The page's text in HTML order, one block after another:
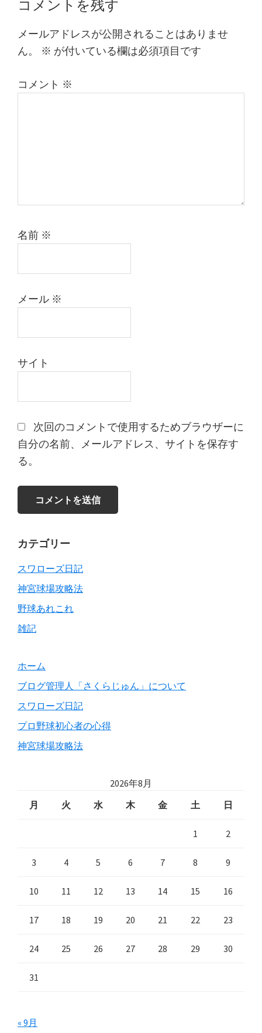
Reader
Interactions
コメントを残す
メールアドレスが公開されることはありませ
ん。
※ が付いている欄は必須項目です
コメント ※
名前 ※
メール ※
サイト
次回のコメントで使用するためブラウザーに
自分の名前、メールアドレス、サイトを保存す
る。
Primary
Sidebar
カテゴリー
スワローズ日記
神宮球場攻略法
野球あれこれ
雑記
ホーム
ブログ管理人「さくらじゅん」について
スワローズ日記
プロ野球初心者の心得
神宮球場攻略法
2026年8月
月
火 水 木 金 土 日
1 2
3 4 5 6 7 8 9
10 11 12 13 14 15 16
17 18 19 20 21 22 23
24 25 26 27 28 29 30
31
« 9月